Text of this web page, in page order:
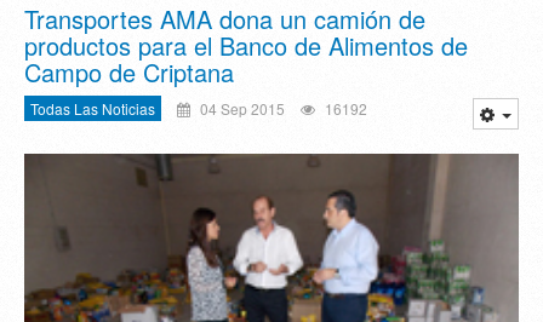
Transportes AMA dona un camión de
productos para el Banco de Alimentos de
Campo de Criptana
Todas Las Noticias 04 Sep 2015 16192